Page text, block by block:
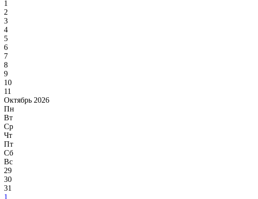
1
2
3
4
5
6
7
8
9
10
11
Октябрь 2026
Пн
Вт
Ср
Чт
Пт
Сб
Вс
29
30
31
1